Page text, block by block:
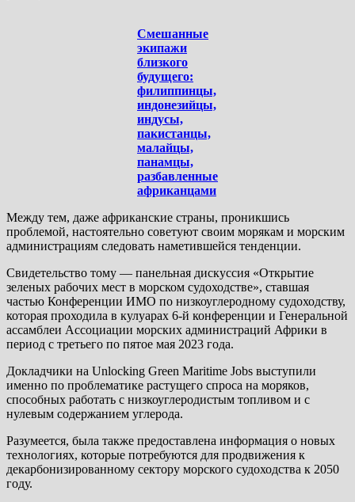
Смешанные
экипажи
близкого
будущего:
филиппинцы,
индонезийцы,
индусы,
пакистанцы,
малайцы,
панамцы,
разбавленные
африканцами
Между тем, даже африканские страны, проникшись
проблемой, настоятельно советуют своим морякам и морским
администрациям следовать наметившейся тенденции.
Свидетельство тому — панельная дискуссия «Открытие
зеленых рабочих мест в морском судоходстве», ставшая
частью Конференции ИМО по низкоуглеродному судоходству,
которая проходила в кулуарах 6-й конференции и Генеральной
ассамблеи Ассоциации морских администраций Африки в
период с третьего по пятое мая 2023 года.
Докладчики на Unlocking Green Maritime Jobs выступили
именно по проблематике растущего спроса на моряков,
способных работать с низкоуглеродистым топливом и с
нулевым содержанием углерода.
Разумеется, была также предоставлена информация о новых
технологиях, которые потребуются для продвижения к
декарбонизированному сектору морского судоходства к 2050
году.